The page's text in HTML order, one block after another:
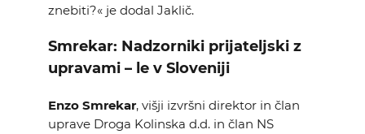
znebiti?« je dodal Jaklič.
Smrekar: Nadzorniki prijateljski z
upravami – le v Sloveniji
Enzo Smrekar, višji izvršni direktor in član
uprave Droga Kolinska d.d. in član NS